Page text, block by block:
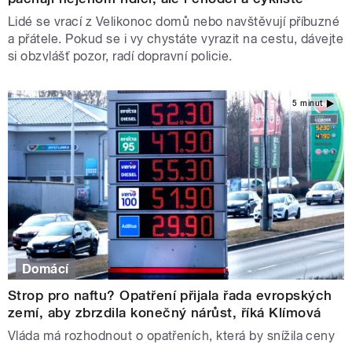
Lidé se vrací z Velikonoc domů nebo navštěvují příbuzné
a přátele. Pokud se i vy chystáte vyrazit na cestu, dávejte
si obzvlášť pozor, radí dopravní policie.
5 minut
Domácí
Strop pro naftu? Opatření přijala řada evropských
zemí, aby zbrzdila konečný nárůst, říká Klímová
Vláda má rozhodnout o opatřeních, která by snížila ceny